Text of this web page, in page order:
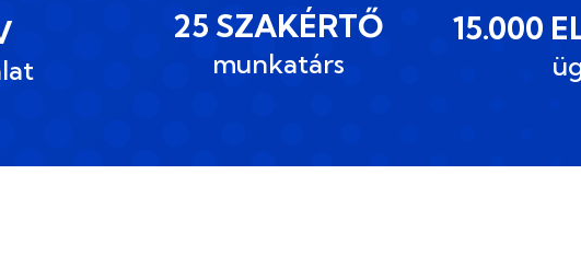
25 SZAKÉRTŐ
munkatárs
15.000